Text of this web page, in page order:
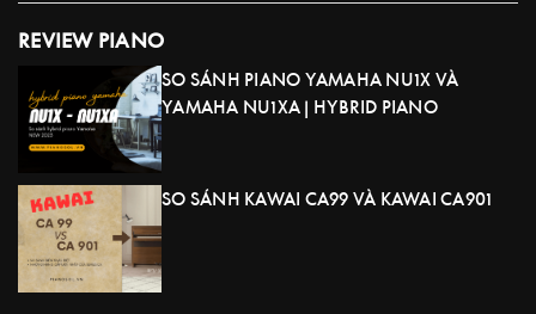
REVIEW PIANO
SO SÁNH PIANO YAMAHA NU1X VÀ
YAMAHA NU1XA | HYBRID PIANO
SO SÁNH KAWAI CA99 VÀ KAWAI CA901